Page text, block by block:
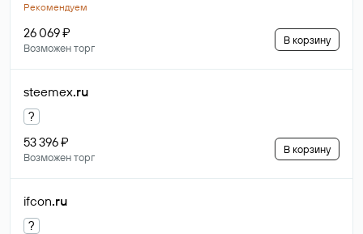
Рекомендуем
26 069 ₽
Возможен торг
В корзину
steemex.ru
?
53 396 ₽
Возможен торг
В корзину
ifcon.ru
?